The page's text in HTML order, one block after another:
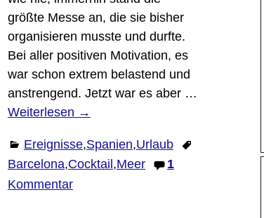
Kommentar
größte Messe an, die sie bisher
organisieren musste und durfte.
Bei aller positiven Motivation, es
war schon extrem belastend und
anstrengend. Jetzt war es aber …
Weiterlesen →
Ereignisse,Spanien,Urlaub
Barcelona,Cocktail,Meer
1
Kommentar